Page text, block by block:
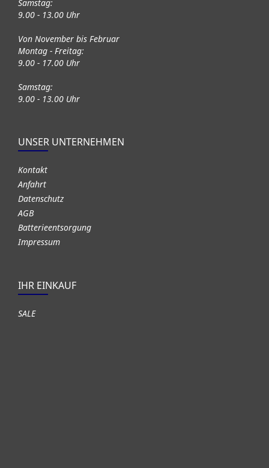
Samstag:
9.00 - 13.00 Uhr
Von November bis Februar
Montag - Freitag:
9.00 - 17.00 Uhr
Samstag:
9.00 - 13.00 Uhr
UNSER UNTERNEHMEN
Kontakt
Anfahrt
Datenschutz
AGB
Batterieentsorgung
Impressum
IHR EINKAUF
SALE